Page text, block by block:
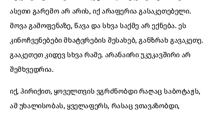
ასეთი გარემო არ არის, იქ არაფერია გასაკეთებელი.
მოვა გამოფენაზე, წავა და სხვა საქმე არ ექნება. ეს
კინოჩვენებები მხატვრების შესახებ, განზრახ გავაკეთე.
გააკეთეთ კიდევ სხვა რამე. არანაირი უკუკავშირი არ
შემხვედრია.
იქ, პირიქით, ყოველთვის ვგრძნობდი რაღაც საბოტაჟს,
ამ უხალისობას, ყველაფერს, რასაც ვთავაზობდი,